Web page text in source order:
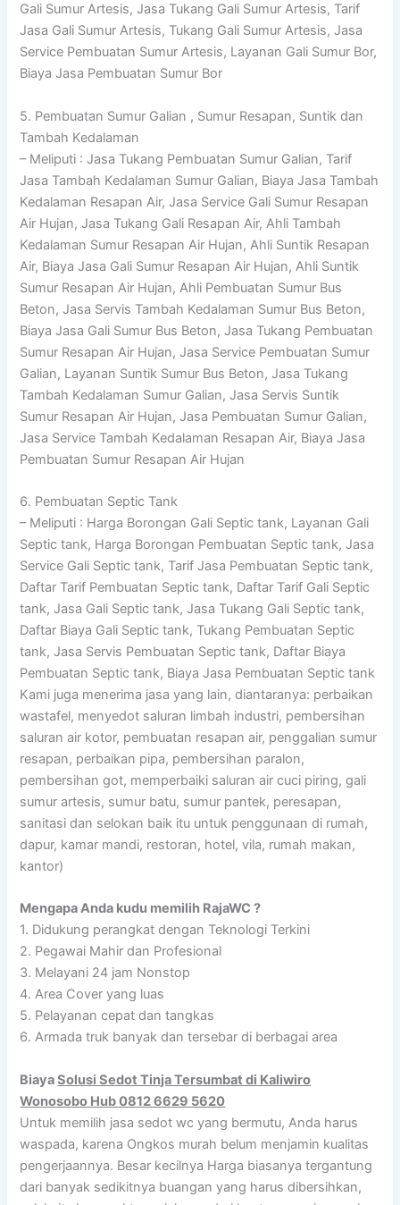
Gali Sumur Artesis, Jasa Tukang Gali Sumur Artesis, Tarif
Jasa Gali Sumur Artesis, Tukang Gali Sumur Artesis, Jasa
Service Pembuatan Sumur Artesis, Layanan Gali Sumur Bor,
Biaya Jasa Pembuatan Sumur Bor
5. Pembuatan Sumur Galian , Sumur Resapan, Suntik dan
Tambah Kedalaman
– Meliputi : Jasa Tukang Pembuatan Sumur Galian, Tarif
Jasa Tambah Kedalaman Sumur Galian, Biaya Jasa Tambah
Kedalaman Resapan Air, Jasa Service Gali Sumur Resapan
Air Hujan, Jasa Tukang Gali Resapan Air, Ahli Tambah
Kedalaman Sumur Resapan Air Hujan, Ahli Suntik Resapan
Air, Biaya Jasa Gali Sumur Resapan Air Hujan, Ahli Suntik
Sumur Resapan Air Hujan, Ahli Pembuatan Sumur Bus
Beton, Jasa Servis Tambah Kedalaman Sumur Bus Beton,
Biaya Jasa Gali Sumur Bus Beton, Jasa Tukang Pembuatan
Sumur Resapan Air Hujan, Jasa Service Pembuatan Sumur
Galian, Layanan Suntik Sumur Bus Beton, Jasa Tukang
Tambah Kedalaman Sumur Galian, Jasa Servis Suntik
Sumur Resapan Air Hujan, Jasa Pembuatan Sumur Galian,
Jasa Service Tambah Kedalaman Resapan Air, Biaya Jasa
Pembuatan Sumur Resapan Air Hujan
6. Pembuatan Septic Tank
– Meliputi : Harga Borongan Gali Septic tank, Layanan Gali
Septic tank, Harga Borongan Pembuatan Septic tank, Jasa
Service Gali Septic tank, Tarif Jasa Pembuatan Septic tank,
Daftar Tarif Pembuatan Septic tank, Daftar Tarif Gali Septic
tank, Jasa Gali Septic tank, Jasa Tukang Gali Septic tank,
Daftar Biaya Gali Septic tank, Tukang Pembuatan Septic
tank, Jasa Servis Pembuatan Septic tank, Daftar Biaya
Pembuatan Septic tank, Biaya Jasa Pembuatan Septic tank
Kami juga menerima jasa yang lain, diantaranya: perbaikan
wastafel, menyedot saluran limbah industri, pembersihan
saluran air kotor, pembuatan resapan air, penggalian sumur
resapan, perbaikan pipa, pembersihan paralon,
pembersihan got, memperbaiki saluran air cuci piring, gali
sumur artesis, sumur batu, sumur pantek, peresapan,
sanitasi dan selokan baik itu untuk penggunaan di rumah,
dapur, kamar mandi, restoran, hotel, vila, rumah makan,
kantor)
Mengapa Anda kudu memilih RajaWC ?
1. Didukung perangkat dengan Teknologi Terkini
2. Pegawai Mahir dan Profesional
3. Melayani 24 jam Nonstop
4. Area Cover yang luas
5. Pelayanan cepat dan tangkas
6. Armada truk banyak dan tersebar di berbagai area
BiayaSolusi Sedot Tinja Tersumbat di Kaliwiro
Wonosobo Hub 0812 6629 5620
Untuk memilih jasa sedot wc yang bermutu, Anda harus
waspada, karena Ongkos murah belum menjamin kualitas
pengerjaannya. Besar kecilnya Harga biasanya tergantung
dari banyak sedikitnya buangan yang harus dibersihkan,